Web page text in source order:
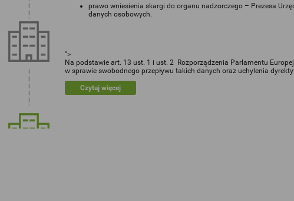
prawo wniesienia skargi do organu nadzorczego – Prezesa
danych osobowych.
">
Na podstawie art. 13 ust. 1 i ust. 2 Rozporządzenia Parlamentu
w sprawie swobodnego przepływu takich danych oraz uchylenia
Czytaj więcej